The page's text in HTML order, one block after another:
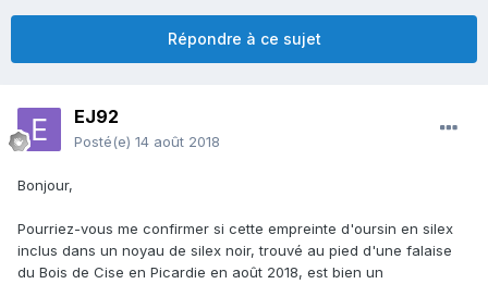
Répondre à ce sujet
EJ92
Posté(e) 14 août 2018
Bonjour,
Pourriez-vous me confirmer si cette empreinte d'oursin en silex
inclus dans un noyau de silex noir, trouvé au pied d'une falaise
du Bois de Cise en Picardie en août 2018, est bien un